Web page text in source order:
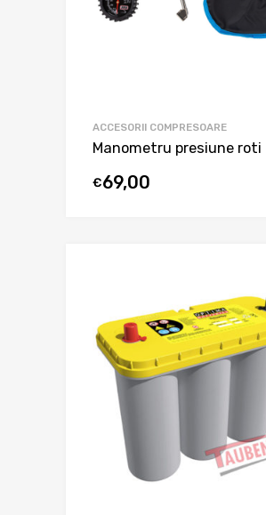
ACCESORII COMPRESOARE
Manometru presiune roti
€69,00